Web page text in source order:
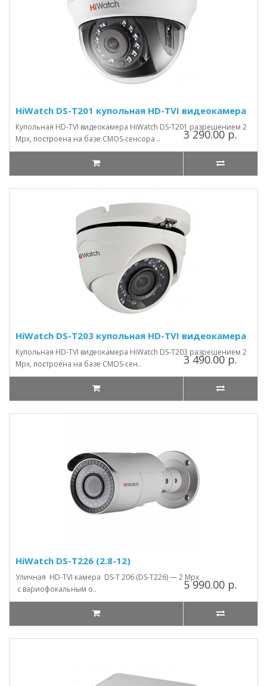
HiWatch DS-T201 купольная HD-TVI видеокамера
Купольная HD-TVI видеокамера HiWatch DS-T201 разрешением 2
Mpx, построена на базе CMOS-сенсора ..
3 290.00 р.
HiWatch DS-T203 купольная HD-TVI видеокамера
Купольная HD-TVI видеокамера HiWatch DS-T203 разрешением 2
Mpx, построена на базе CMOS-сен..
3 490.00 р.
HiWatch DS-T226 (2.8-12)
Уличная HD-TVI камера DS-T 206 (DS-T226) — 2 Mpx
с вариофокальным о..
5 990.00 р.